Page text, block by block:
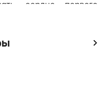
сердце первого
icon